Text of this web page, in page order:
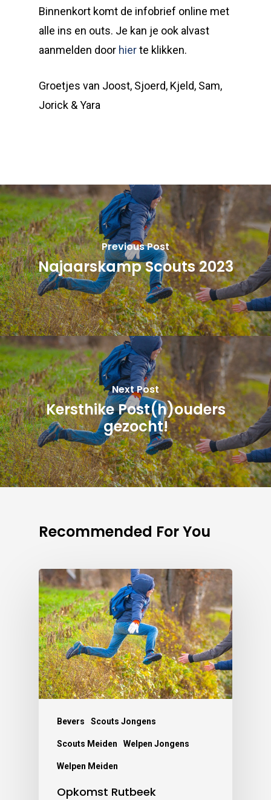
Binnenkort komt de infobrief online met
alle ins en outs. Je kan je ook alvast
aanmelden door hierte klikken.
Groetjes van Joost, Sjoerd, Kjeld, Sam,
Jorick & Yara
Previous Post
Najaarskamp Scouts 2023
Next Post
Kersthike Post(h)ouders
gezocht!
Recommended For You
Bevers Scouts Jongens
Scouts Meiden Welpen Jongens
Welpen Meiden
Opkomst Rutbeek